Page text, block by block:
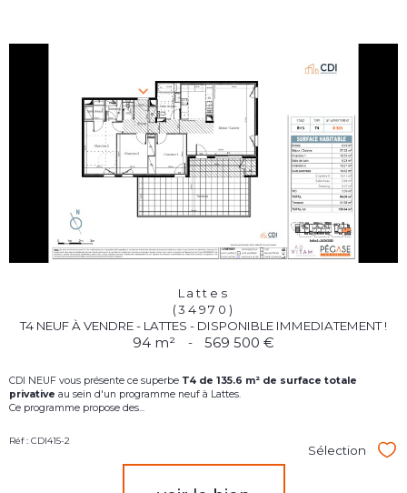
Lattes
(34970)
T4 NEUF À VENDRE - LATTES - DISPONIBLE IMMEDIATEMENT !
94 m² - 569 500 €
CDI NEUF vous présente ce superbe T4 de 135.6 m² de surface totale
privative au sein d'un programme neuf à Lattes.
Ce programme propose des...
Réf : CDI415-2
Sélection